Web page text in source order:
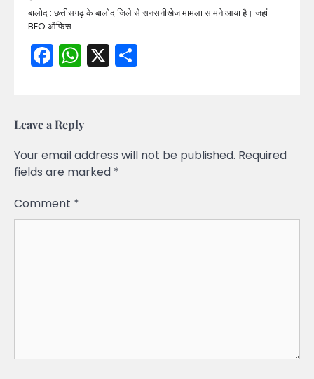
बालोद : छत्तीसगढ़ के बालोद जिले से सनसनीखेज मामला सामने आया है। जहां
BEO ऑफिस…
Facebook
WhatsApp
X
Leave a Reply
Your email address will not be published. Required
fields are marked *
Comment *